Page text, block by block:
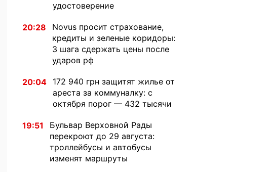
удостоверение
20:28
Novus просит страхование,
кредиты и зеленые коридоры:
3 шага сдержать цены после
ударов рф
20:04
172 940 грн защитят жилье от
ареста за коммуналку: с
октября порог — 432 тысячи
19:51
Бульвар Верховной Рады
перекроют до 29 августа:
троллейбусы и автобусы
изменят маршруты